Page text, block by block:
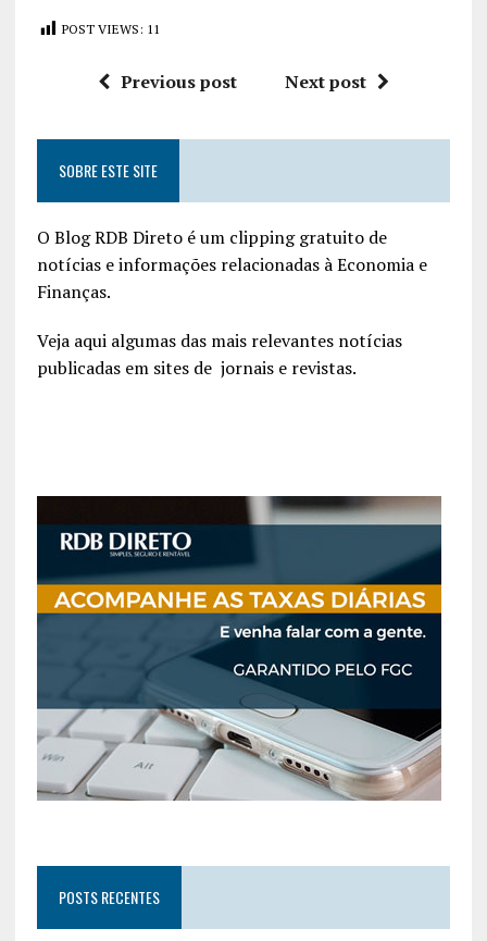
POST VIEWS: 11
Previous post Next post
SOBRE ESTE SITE
O Blog RDB Direto é um clipping gratuito de
notícias e informações relacionadas à Economia e
Finanças.
Veja aqui algumas das mais relevantes notícias
publicadas em sites de jornais e revistas.
POSTS RECENTES